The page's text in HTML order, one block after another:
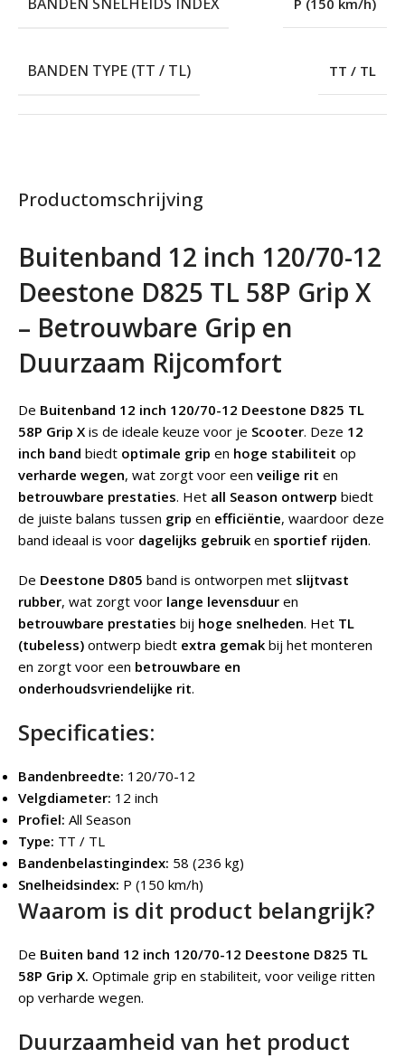
Productomschrijving
Buitenband 12 inch 120/70-12
Deestone D825 TL 58P Grip X
– Betrouwbare Grip en
Duurzaam Rijcomfort
De Buitenband 12 inch 120/70-12 Deestone D825 TL
58P Grip X is de ideale keuze voor je Scooter. Deze 12
inch band biedt optimale grip en hoge stabiliteit op
verharde wegen, wat zorgt voor een veilige rit en
betrouwbare prestaties. Het all Season ontwerp biedt
de juiste balans tussen grip en efficiëntie, waardoor deze
band ideaal is voor dagelijks gebruik en sportief rijden.
De Deestone D805 band is ontworpen met slijtvast
rubber, wat zorgt voor lange levensduur en
betrouwbare prestaties bij hoge snelheden. Het TL
(tubeless) ontwerp biedt extra gemak bij het monteren
en zorgt voor een betrouwbare en
onderhoudsvriendelijke rit.
Specificaties:
Bandenbreedte: 120/70-12
Velgdiameter: 12 inch
Profiel: All Season
Type: TT / TL
Bandenbelastingindex: 58 (236 kg)
Snelheidsindex: P (150 km/h)
Waarom is dit product belangrijk?
De Buiten band 12 inch 120/70-12 Deestone D825 TL
58P Grip X. Optimale grip en stabiliteit, voor veilige ritten
op verharde wegen.
Duurzaamheid van het product
P (150 km/h)
BANDEN TYPE (TT / TL) TT / TL